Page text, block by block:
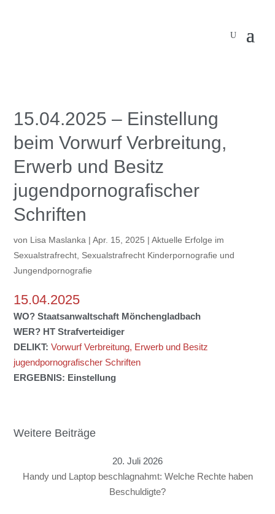
15.04.2025 – Einstellung
beim Vorwurf Verbreitung,
Erwerb und Besitz
jugendpornografischer
Schriften
von Lisa Maslanka |Apr. 15, 2025 |Aktuelle Erfolge im
Sexualstrafrecht Sexualstrafrecht Kinderpornografie und
Jungendpornografie
15.04.2025
WO?Staatsanwaltschaft Mönchengladbach
WER? HT Strafverteidiger
DELIKT:Vorwurf Verbreitung, Erwerb und Besitz
jugendpornografischer Schriften
ERGEBNIS: Einstellung
Weitere Beiträge
20. Juli 2026
Handy und Laptop beschlagnahmt: Welche Rechte haben
Beschuldigte?